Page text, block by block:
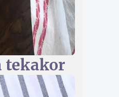
tekakor